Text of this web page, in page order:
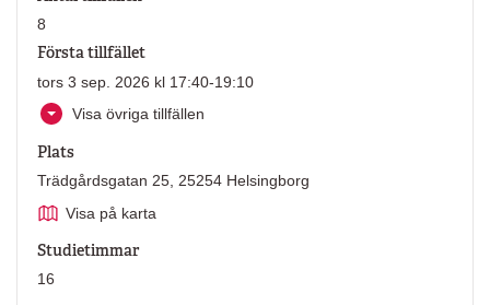
8
Första tillfället
tors 3 sep. 2026 kl 17:40-19:10
Visa övriga tillfällen
Plats
Trädgårdsgatan 25, 25254 Helsingborg
Visa på karta
Studietimmar
16